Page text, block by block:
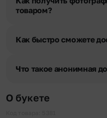
уточняют адрес и удобное
товаром?
разрешения получателя,
Как быстро сможете
отрезка. Хотите получить
Что такое анонимная
«Анонимная доставка». Мы
О букете